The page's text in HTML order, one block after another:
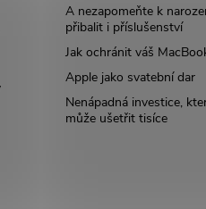
A nezapomeňte k
přibalit i příslušenství
Jak ochránit váš
Apple jako svatební dar
Nenápadná investice,
může ušetřit tisíce